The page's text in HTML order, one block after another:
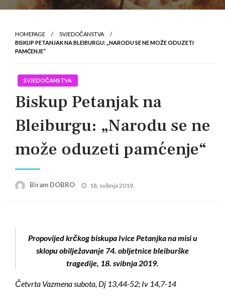
HOMEPAGE
SVJEDOČANSTVA
BISKUP PETANJAK NA BLEIBURGU: „NARODU SE NE MOŽE ODUZETI
PAMĆENJE“
SVJEDOČANSTVA
Biskup Petanjak na
Bleiburgu: „Narodu se ne
može oduzeti pamćenje“
Biram DOBRO
Posted
18. svibnja 2019.
Propovijed krčkog biskupa Ivice Petanjka na misi u
sklopu obilježavanje 74. obljetnice bleiburške
tragedije, 18. svibnja 2019.
Četvrta Vazmena subota, Dj 13,44-52; Iv 14,7-14